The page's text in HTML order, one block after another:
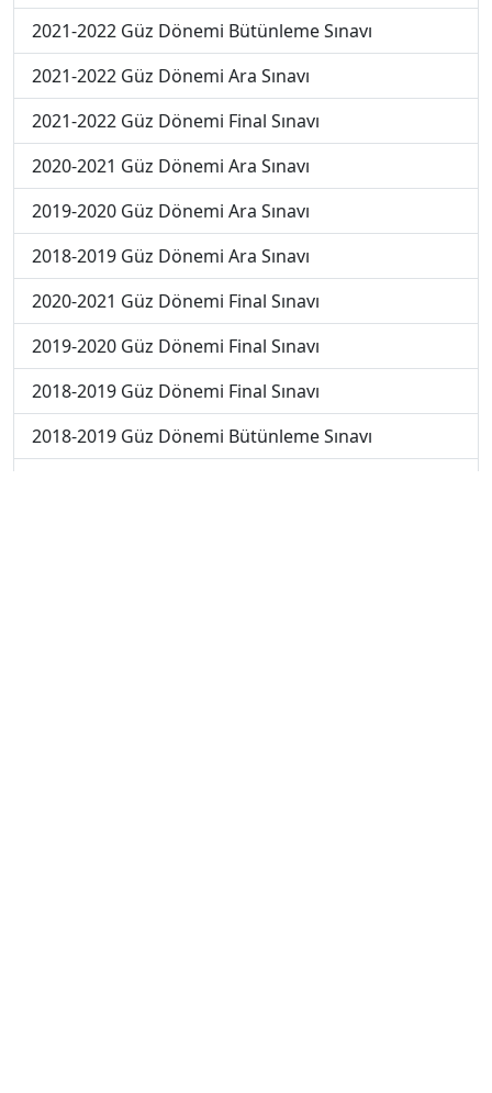
2021-2022 Güz Dönemi Bütünleme Sınavı
2021-2022 Güz Dönemi Ara Sınavı
2021-2022 Güz Dönemi Final Sınavı
2020-2021 Güz Dönemi Ara Sınavı
2019-2020 Güz Dönemi Ara Sınavı
2018-2019 Güz Dönemi Ara Sınavı
2020-2021 Güz Dönemi Final Sınavı
2019-2020 Güz Dönemi Final Sınavı
2018-2019 Güz Dönemi Final Sınavı
2018-2019 Güz Dönemi Bütünleme Sınavı